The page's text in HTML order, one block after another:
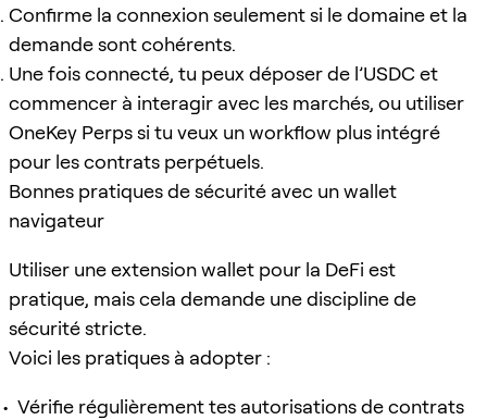
Confirme la connexion seulement si le domaine et la
demande sont cohérents.
Une fois connecté, tu peux déposer de l’USDC et
commencer à interagir avec les marchés, ou utiliser
OneKey Perps si tu veux un workflow plus intégré
pour les contrats perpétuels.
Bonnes pratiques de sécurité avec un wallet
navigateur
Utiliser une extension wallet pour la DeFi est
pratique, mais cela demande une discipline de
sécurité stricte.
Voici les pratiques à adopter :
Vérifie régulièrement tes autorisations de contrats